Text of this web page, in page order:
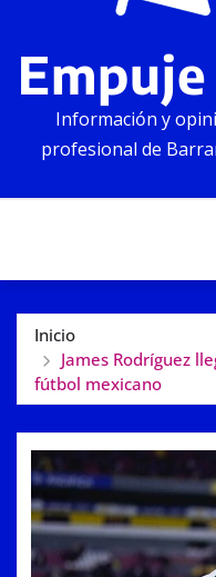
Información y
profesional de
Inicio
James Rodríguez
fútbol mexicano